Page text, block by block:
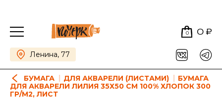
0 0 ₽
Ленина, 77
БУМАГА ДЛЯ АКВАРЕЛИ (ЛИСТАМИ)
БУМАГА
ДЛЯ АКВАРЕЛИ ЛИЛИЯ 35Х50 СМ 100% ХЛОПОК 300
ГР/М2, ЛИСТ